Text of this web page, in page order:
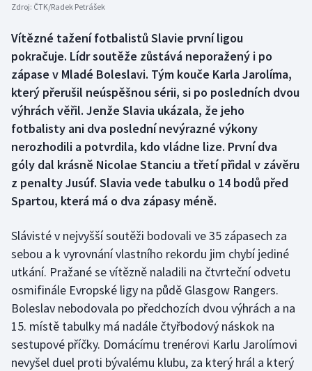
Box
Curling
Dostihy
Florbal
Futsal
Gymnastika
Házená
Jezdectví
Judo
Zdroj: ČTK/Radek Petrášek
Vítězné tažení fotbalistů Slavie první ligou
pokračuje. Lídr soutěže zůstává neporažený i po
zápase v Mladé Boleslavi. Tým kouče Karla Jarolíma,
který přerušil neúspěšnou sérii, si po posledních dvou
výhrách věřil. Jenže Slavia ukázala, že jeho
fotbalisty ani dva poslední nevýrazné výkony
nerozhodili a potvrdila, kdo vládne lize. První dva
góly dal krásně Nicolae Stanciu a třetí přidal v závěru
z penalty Jusúf. Slavia vede tabulku o 14 bodů před
Spartou, která má o dva zápasy méně.
Slávisté v nejvyšší soutěži bodovali ve 35 zápasech za
sebou a k vyrovnání vlastního rekordu jim chybí jediné
utkání. Pražané se vítězně naladili na čtvrteční odvetu
osmifinále Evropské ligy na půdě Glasgow Rangers.
Boleslav nebodovala po předchozích dvou výhrách a na
15. místě tabulky má nadále čtyřbodový náskok na
sestupové příčky. Domácímu trenérovi Karlu Jarolímovi
nevyšel duel proti bývalému klubu, za který hrál a který